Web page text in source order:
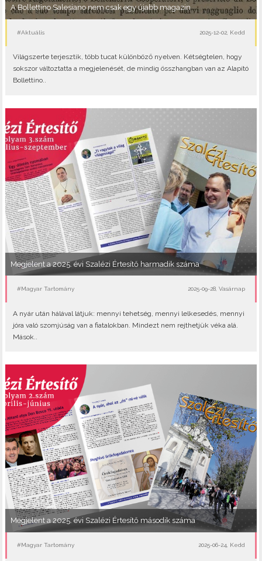
A Bollettino Salesiano nem csak egy újabb magazin
#Aktuális 2025-12-02, Kedd
Világszerte terjesztik, több tucat különböző nyelven. Kétségtelen, hogy
sokszor változtatta a megjelenését, de mindig összhangban van az Alapító
Bollettino..
Megjelent a 2025. évi Szalézi Értesítő harmadik száma
#Magyar Tartomány 2025-09-28, Vasárnap
A nyár után hálával látjuk: mennyi tehetség, mennyi lelkesedés, mennyi
jóra való szomjúság van a fiatalokban. Mindezt nem rejthetjük véka alá.
Mások..
Megjelent a 2025. évi Szalézi Értesítő második száma
#Magyar Tartomány 2025-06-24, Kedd